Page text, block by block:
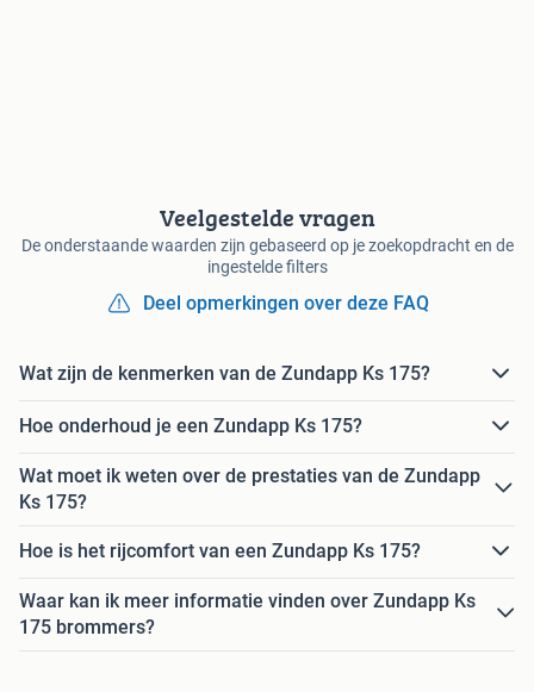
Veelgestelde vragen
De onderstaande waarden zijn gebaseerd op je zoekopdracht en de
ingestelde filters
Deel opmerkingen over deze FAQ
Wat zijn de kenmerken van de Zundapp Ks 175?
Hoe onderhoud je een Zundapp Ks 175?
Wat moet ik weten over de prestaties van de Zundapp
Ks 175?
Hoe is het rijcomfort van een Zundapp Ks 175?
Waar kan ik meer informatie vinden over Zundapp Ks
175 brommers?